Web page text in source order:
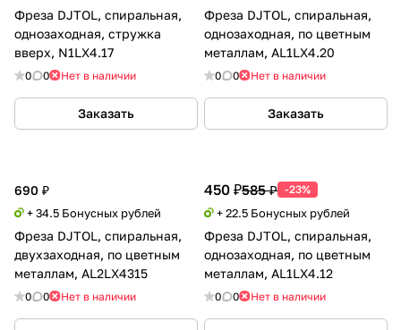
Фреза DJTOL, спиральная,
однозаходная, стружка
вверх, N1LX4.17
0 0 Нет в наличии
Заказать
Фреза DJTOL, спиральная,
однозаходная, по цветным
металлам, AL1LX4.20
0 0 Нет в наличии
Заказать
690 ₽
+ 34.5 Бонусных рублей
Фреза DJTOL, спиральная,
двухзаходная, по цветным
металлам, AL2LX4315
0 0 Нет в наличии
450 ₽585 ₽ -23%
+ 22.5 Бонусных рублей
Фреза DJTOL, спиральная,
однозаходная, по цветным
металлам, AL1LX4.12
0 0 Нет в наличии